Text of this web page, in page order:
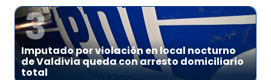
3
Imputado por violación en local nocturno
de Valdivia queda con arresto domiciliario
total